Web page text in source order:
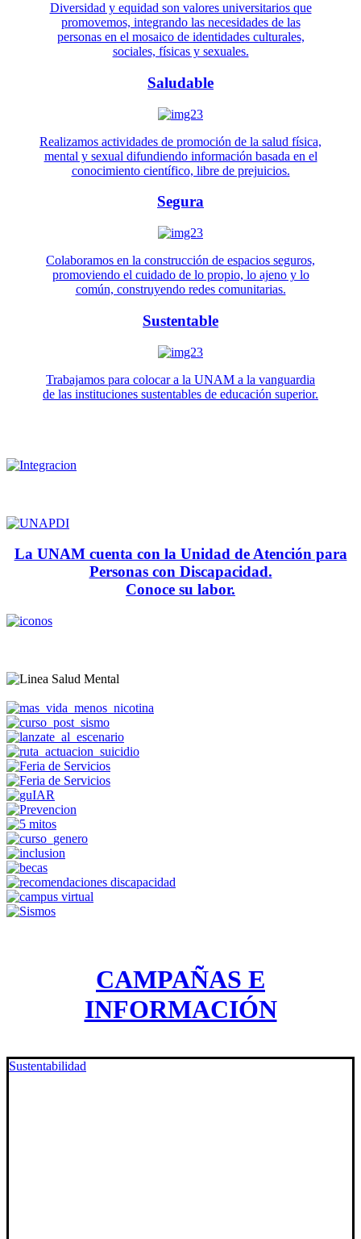
Diversidad y equidad son valores universitarios que
promovemos, integrando las necesidades de las
personas en el mosaico de identidades culturales,
sociales, físicas y sexuales.
Saludable
Realizamos actividades de promoción de la salud física,
mental y sexual difundiendo información basada en el
conocimiento científico, libre de prejuicios.
Segura
Colaboramos en la construcción de espacios seguros,
promoviendo el cuidado de lo propio, lo ajeno y lo
común, construyendo redes comunitarias.
Sustentable
Trabajamos para colocar a la UNAM a la vanguardia
de las instituciones sustentables de educación superior.
La UNAM cuenta con la Unidad de Atención para
Personas con Discapacidad.
Conoce su labor.
CAMPAÑAS E
INFORMACIÓN
Sustentabilidad